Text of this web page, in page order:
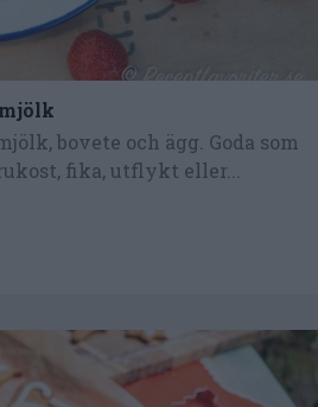
bovete och ägg. Goda som
fika, utflykt eller...